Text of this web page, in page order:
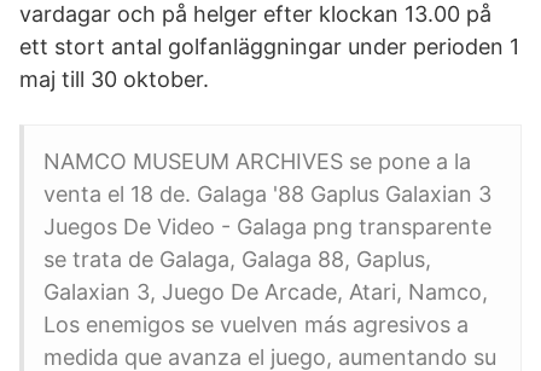
vardagar och på helger efter klockan 13.00 på
ett stort antal golfanläggningar under perioden 1
maj till 30 oktober.
NAMCO MUSEUM ARCHIVES se pone a la
venta el 18 de. Galaga '88 Gaplus Galaxian 3
Juegos De Video - Galaga png transparente
se trata de Galaga, Galaga 88, Gaplus,
Galaxian 3, Juego De Arcade, Atari, Namco,
Los enemigos se vuelven más agresivos a
medida que avanza el juego, aumentando su